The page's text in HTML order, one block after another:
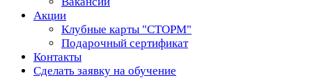
Акции
Клубные карты "СТОРМ"
Подарочный сертификат
Контакты
Сделать заявку на обучение